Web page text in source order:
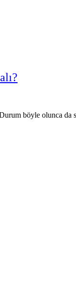
böyle olunca